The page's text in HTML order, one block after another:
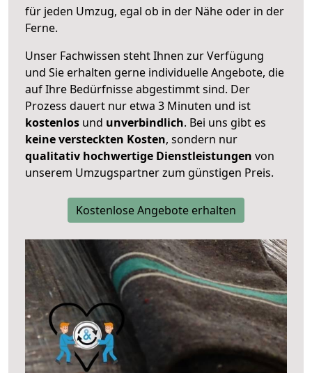
für jeden Umzug, egal ob in der Nähe oder in der
Ferne.
Unser Fachwissen steht Ihnen zur Verfügung
und Sie erhalten gerne individuelle Angebote, die
auf Ihre Bedürfnisse abgestimmt sind. Der
Prozess dauert nur etwa 3 Minuten und ist
kostenlos und unverbindlich. Bei uns gibt es
keine versteckten Kosten, sondern nur
qualitativ hochwertige Dienstleistungen von
unserem Umzugspartner zum günstigen Preis.
Kostenlose Angebote erhalten